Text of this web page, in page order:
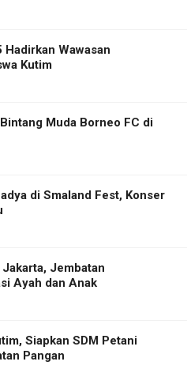
Wawasan
Kutim
Muda Borneo FC di
di Smaland Fest, Konser
Jembatan
Ayah dan Anak
Siapkan SDM Petani
Pangan